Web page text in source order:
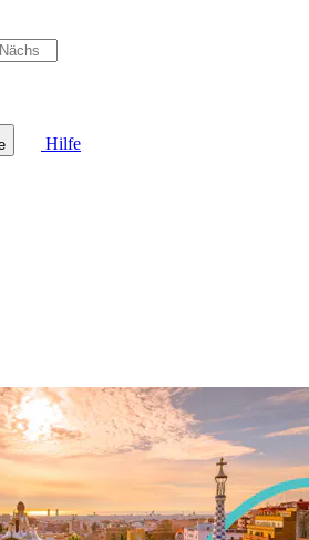
Hilfe